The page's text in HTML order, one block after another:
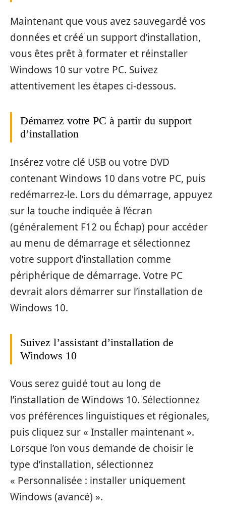
Maintenant que vous avez sauvegardé vos
données et créé un support d’installation,
vous êtes prêt à formater et réinstaller
Windows 10 sur votre PC. Suivez
attentivement les étapes ci-dessous.
Démarrez votre PC à partir du support
d’installation
Insérez votre clé USB ou votre DVD
contenant Windows 10 dans votre PC, puis
redémarrez-le. Lors du démarrage, appuyez
sur la touche indiquée à l’écran
(généralement F12 ou Échap) pour accéder
au menu de démarrage et sélectionnez
votre support d’installation comme
périphérique de démarrage. Votre PC
devrait alors démarrer sur l’installation de
Windows 10.
Suivez l’assistant d’installation de
Windows 10
Vous serez guidé tout au long de
l’installation de Windows 10. Sélectionnez
vos préférences linguistiques et régionales,
puis cliquez sur « Installer maintenant ».
Lorsque l’on vous demande de choisir le
type d’installation, sélectionnez
« Personnalisée : installer uniquement
Windows (avancé) ».